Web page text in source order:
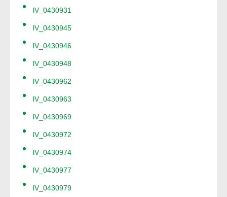
lV_0430931
lV_0430945
lV_0430946
lV_0430948
lV_0430962
lV_0430963
lV_0430969
lV_0430972
lV_0430974
lV_0430977
lV_0430979